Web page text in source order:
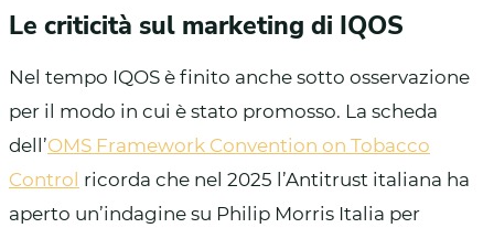
Le criticità sul marketing di IQOS
Nel tempo IQOS è finito anche sotto osservazione
per il modo in cui è stato promosso. La scheda
dell’OMS Framework Convention on Tobacco
Control ricorda che nel 2025 l’Antitrust italiana ha
aperto un’indagine su Philip Morris Italia per